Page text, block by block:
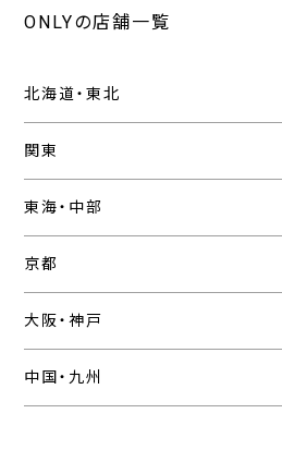
ONLYの店舗一覧
北海道・東北
関東
東海・中部
京都
大阪・神戸
中国・九州